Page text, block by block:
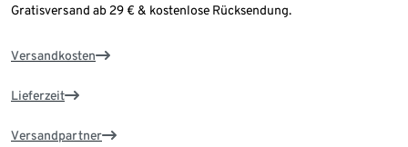
Gratisversand ab 29 € & kostenlose Rücksendung.
Versandkosten
Lieferzeit
Versandpartner